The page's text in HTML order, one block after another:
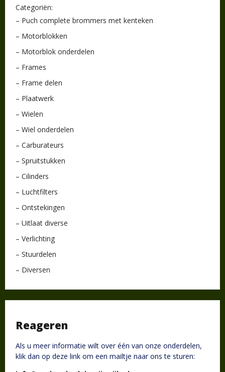
Categoriën:
– Puch complete brommers met kenteken
– Motorblokken
– Motorblok onderdelen
– Frames
– Frame delen
– Plaatwerk
– Wielen
– Wiel onderdelen
– Carburateurs
– Spruitstukken
– Cilinders
– Luchtfilters
– Ontstekingen
– Uitlaat diverse
– Verlichting
– Stuurdelen
– Diversen
Reageren
Als u meer informatie wilt over één van onze onderdelen,
klik dan op deze link om een mailtje naar ons te sturen: